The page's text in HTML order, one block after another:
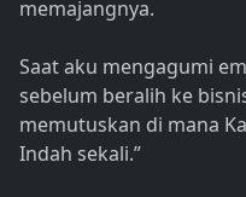
memajangnya.
Saat aku mengagumi
sebelum beralih ke
memutuskan di mana
Indah sekali.”